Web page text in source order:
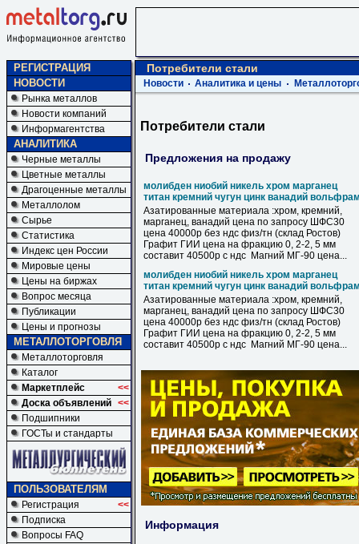
РЕГИСТРАЦИЯ
НОВОСТИ
Рынка металлов
Новости компаний
Информагентства
АНАЛИТИКА
Черные металлы
Цветные металлы
Драгоценные металлы
Металлолом
Сырье
Статистика
Индекс цен России
Мировые цены
Цены на биржах
Вопрос месяца
Публикации
Цены и прогнозы
МЕТАЛЛОТОРГОВЛЯ
Металлоторговля
Каталог
Маркетплейс
<<
Доска объявлений <<
Подшипники
ГОСТы и стандарты
ПОЛЬЗОВАТЕЛЯМ
Регистрация
<<
Подписка
Вопросы FAQ
Потребители стали
Новости Аналитика и цены
Потребители стали
Предложения на продажу
молибден ниобий никель хром марганец
титан кремний чугун цинк ванадий
Азатированные материала :хром, кремний,
марганец, ванадий цена по запросу ШФС30
цена 40000р без ндс физ/тн (склад Ростов)
Графит ГИИ цена на фракцию 0, 2-2, 5 мм
составит 40500р с ндс Магний МГ-90 цена...
молибден ниобий никель хром марганец
титан кремний чугун цинк ванадий
Азатированные материала :хром, кремний,
марганец, ванадий цена по запросу ШФС30
цена 40000р без ндс физ/тн (склад Ростов)
Графит ГИИ цена на фракцию 0, 2-2, 5 мм
составит 40500р с ндс Магний МГ-90 цена...
Информация